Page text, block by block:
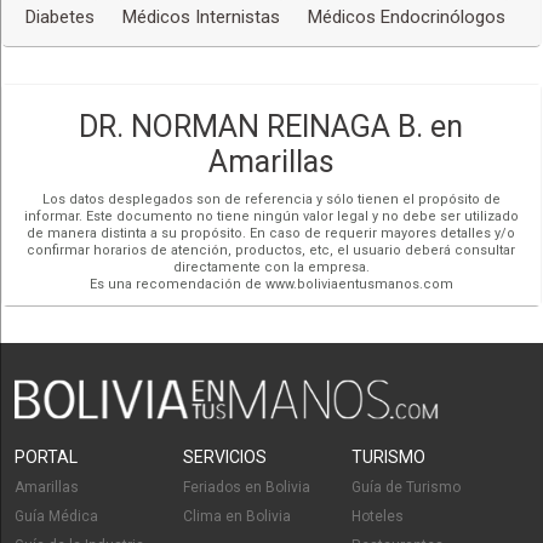
Diabetes Médicos Internistas Médicos Endocrinólogos
DR. NORMAN REINAGA B. en
Amarillas
Los datos desplegados son de referencia y sólo tienen el propósito de
informar. Este documento no tiene ningún valor legal y no debe ser utilizado
de manera distinta a su propósito. En caso de requerir mayores detalles y/o
confirmar horarios de atención, productos, etc, el usuario deberá consultar
directamente con la empresa.
Es una recomendación de www.boliviaentusmanos.com
PORTAL
Amarillas
Guía Médica
SERVICIOS
Feriados en Bolivia
Clima en Bolivia
TURISMO
Guía de Turismo
Hoteles